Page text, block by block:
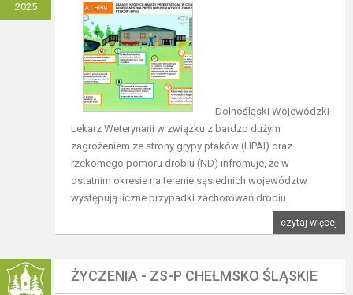
2025
Dolnośląski Wojewódzki
Lekarz Weterynarii w związku z bardzo dużym
zagrożeniem ze strony grypy ptaków (HPAI) oraz
rzekomego pomoru drobiu (ND) infromuje, że w
ostatnim okresie na terenie sąsiednich województw
występują liczne przypadki zachorowań drobiu.
czytaj więcej
ŻYCZENIA - ZS-P CHEŁMSKO ŚLĄSKIE